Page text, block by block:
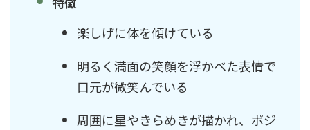
楽しげに体を傾けている
明るく満面の笑顔を浮かべた表情で
口元が微笑んでいる
周囲に星やきらめきが描かれ、ポジ